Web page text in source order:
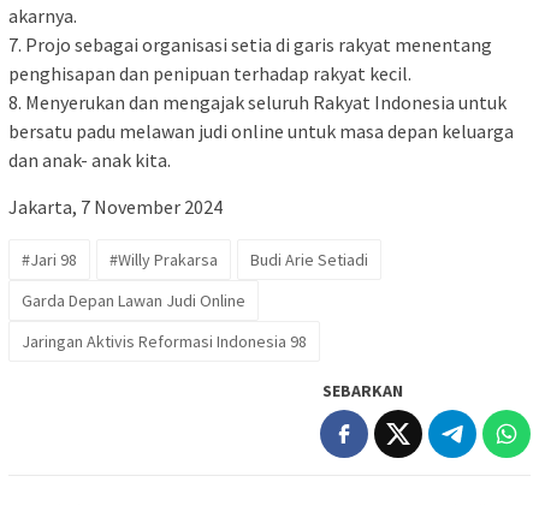
akarnya.
7. ⁠Projo sebagai organisasi setia di garis rakyat menentang
penghisapan dan penipuan terhadap rakyat kecil.
8. Menyerukan dan mengajak seluruh Rakyat Indonesia untuk
bersatu padu melawan judi online untuk masa depan keluarga
dan anak- anak kita.
Jakarta, 7 November 2024
#Jari 98 #Willy Prakarsa
Budi Arie Setiadi
Garda Depan Lawan Judi Online
Jaringan Aktivis Reformasi Indonesia 98
SEBARKAN